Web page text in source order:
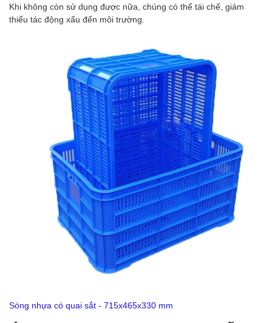
Khi không còn sử dụng được nữa, chúng có thể tái chế, giảm
thiểu tác động xấu đến môi trường.
Sóng nhựa có quai sắt - 715x465x330 mm